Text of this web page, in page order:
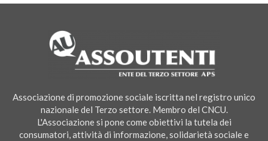
Associazione di promozione sociale iscritta nel registro unico
nazionale del Terzo settore. Membro del CNCU.
L'Associazione si pone come obiettivi la tutela dei
consumatori, attività di informazione, solidarietà sociale e